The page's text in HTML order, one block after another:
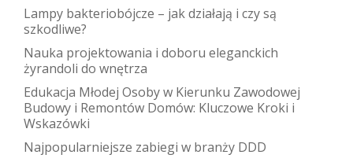
Lampy bakteriobójcze – jak działają i czy są
szkodliwe?
Nauka projektowania i doboru eleganckich
żyrandoli do wnętrza
Edukacja Młodej Osoby w Kierunku Zawodowej
Budowy i Remontów Domów: Kluczowe Kroki i
Wskazówki
Najpopularniejsze zabiegi w branży DDD